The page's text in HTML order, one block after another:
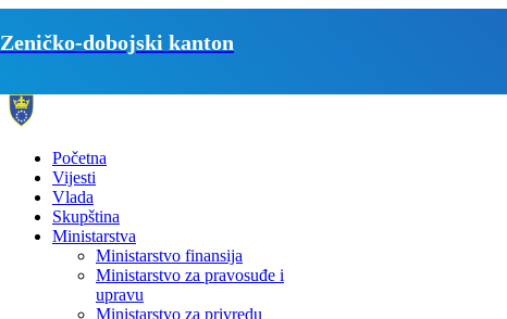
Zeničko-dobojski kanton
Početna
Vijesti
Vlada
Skupština
Ministarstva
Ministarstvo finansija
Ministarstvo za pravosuđe i
upravu
Ministarstvo za privredu